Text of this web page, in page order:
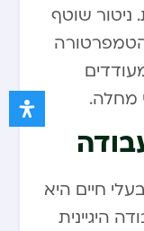
שוטף
מחלה.
חיים היא
היגיינית